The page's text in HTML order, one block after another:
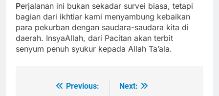
Perjalanan ini bukan sekadar survei biasa, tetapi
bagian dari ikhtiar kami menyambung kebaikan
para pekurban dengan saudara-saudara kita di
daerah. InsyaAllah, dari Pacitan akan terbit
senyum penuh syukur kepada Allah Ta’ala.
NavigasiPrevious:
Next: